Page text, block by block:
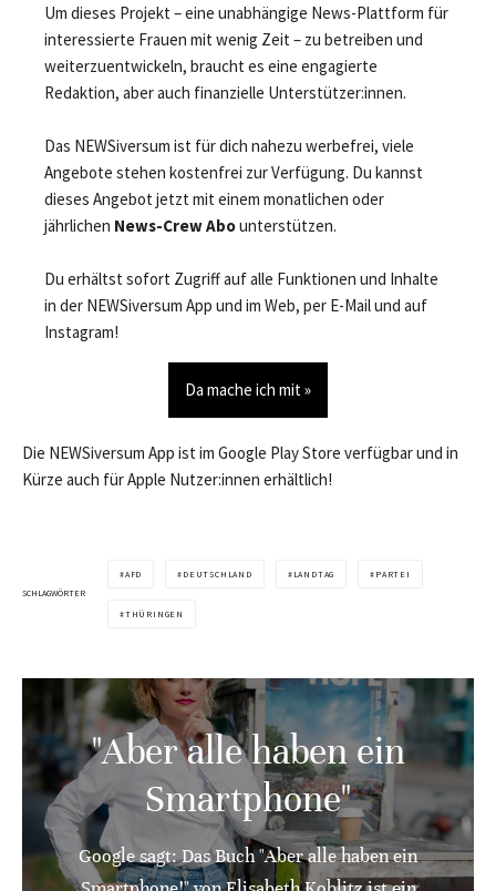
Um dieses Projekt – eine unabhängige News-Plattform für
interessierte Frauen mit wenig Zeit – zu betreiben und
weiterzuentwickeln, braucht es eine engagierte
Redaktion, aber auch finanzielle Unterstützer:innen.
Das NEWSiversum ist für dich nahezu werbefrei, viele
Angebote stehen kostenfrei zur Verfügung. Du kannst
dieses Angebot jetzt mit einem monatlichen oder
jährlichen News-Crew Abounterstützen.
Du erhältst sofort Zugriff auf alle Funktionen und Inhalte
in der NEWSiversum App und im Web, per E-Mail und auf
Instagram!
Da mache ich mit »
Die NEWSiversum App ist im Google Play Store verfügbar und in
Kürze auch für Apple Nutzer:innen erhältlich!
SCHLAGWÖRTER
AFD DEUTSCHLAND LANDTAG PARTEI
THÜRINGEN
"Aber alle haben ein
Smartphone"
Google sagt: Das Buch "Aber alle haben ein